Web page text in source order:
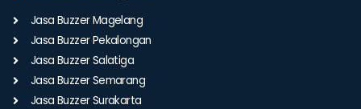
Jasa Buzzer Magelang
Jasa Buzzer Pekalongan
Jasa Buzzer Salatiga
Jasa Buzzer Semarang
Jasa Buzzer Surakarta